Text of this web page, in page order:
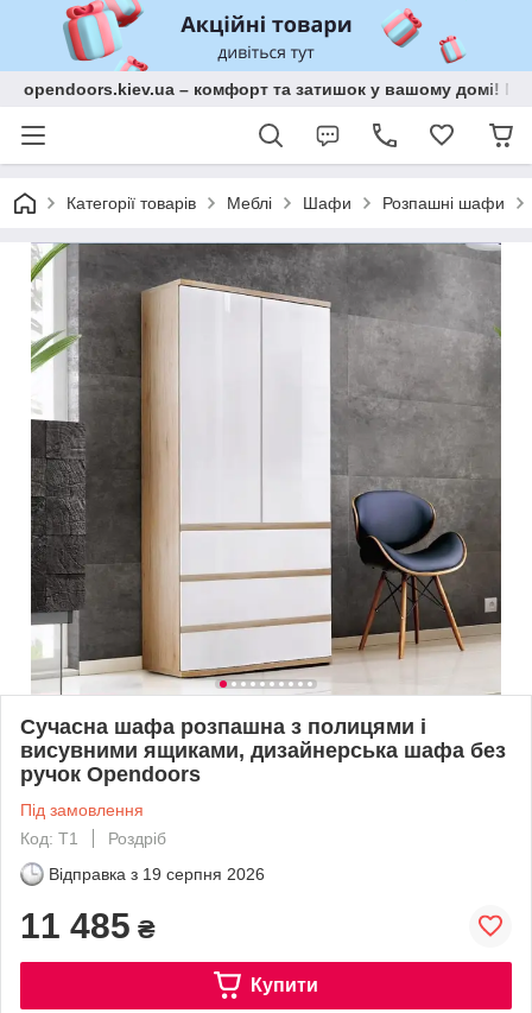
opendoors.kiev.ua – комфорт та затишок у вашому домі!
Категорії товарів Меблі Шафи Розпашні шафи
Сучасна шафа розпашна з полицями і
висувними ящиками, дизайнерська шафа без
ручок Opendoors
Під замовлення
Код: T1
Роздріб
Відправка з 19 серпня 2026
11 485 ₴
Купити